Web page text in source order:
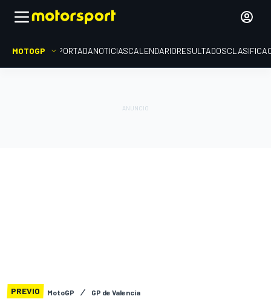
MOTOGP PORTADANOTICIASCALENDARIORESULTADOS
PREVIO MotoGP GP de Valencia